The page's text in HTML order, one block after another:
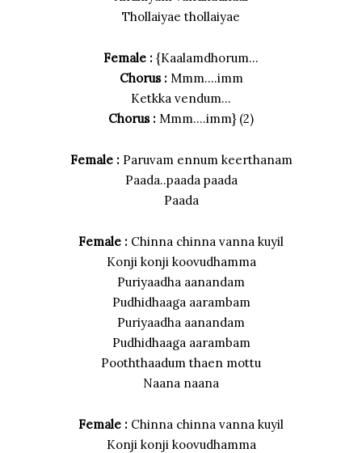
Thollaiyae thollaiyae
Female : {Kaalamdhorum…
Chorus :Mmm….imm
Ketkka vendum…
Chorus : Mmm….imm} (2)
Female :Paruvam ennum keerthanam
Paada..paada paada
Paada
Female : Chinna chinna vanna kuyil
Konji konji koovudhamma
Puriyaadha aanandam
Pudhidhaaga aarambam
Puriyaadha aanandam
Pudhidhaaga aarambam
Pooththaadum thaen mottu
Naana naana
Female : Chinna chinna vanna kuyil
Konji konji koovudhamma